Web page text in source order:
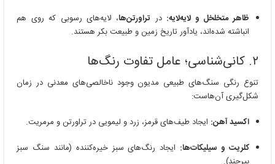
ظاهر متخلخل و لایه‌لایه: در تراورتن‌ها، لایه‌های رسوبی که روی هم
انباشته شده‌اند، یادآور تاریخ زمین و طبیعت بکر هستند.
۲. کانی‌شناسی؛ عامل تفاوت رنگ‌ها
تنوع رنگی سنگ‌های طبیعی مدیون وجود ناخالصی‌های معدنی در زمان
شکل‌گیری آن‌هاست:
اکسید آهن: ایجاد طیف‌های قرمز، زرد و لیمویی در تراورتن و مرمریت.
کلریت و سیلیکات‌ها: ایجاد رنگ‌های سبز خیره‌کننده (مانند سنگ سبز